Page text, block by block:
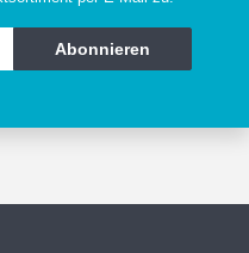
Abonnieren